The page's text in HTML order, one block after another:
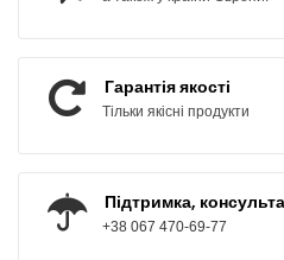
Гарантія якості
Тільки якісні продукти
Підтримка,
+38 067 470-69-77